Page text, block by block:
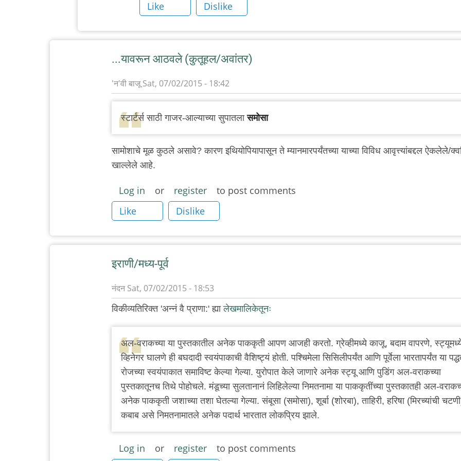
Like Dislike
...यावरून आठवले (कुतूहल/अवांतर)
'न'वी बाजूSat, 07/02/2015 - 18:42
स्टार्टर्स साठी गाजर-आल्याच्या सुपातलासमोसा
सामोशाचे मूळ कुठले असावे? कारण इथियोपियापासून ते म्यानमारपर्यंतच्या याच्या विविध आवृत्त्यांबद्दल ऐकलेले/
खाल्लेले आहे.
Log in or register
to post comments
Like
Dislike
इराणी/मध्य-पूर्व
नंदन Sat, 07/02/2015 - 18:53
विकीव्यतिरिक्त 'अन्नं वै प्राणा:' ह्यालेखमालिकेतूनः
अल-वराकच्या या पुस्तकातील अनेक पाककृती आपण आजही करतो. ग्रेव्हीमध्ये काजू, बदाम वापरणे,
व्हिनेगर घालणे ही बघदादी स्वयंपाकाची वैशिष्ट्यं होती. पश्चिमेला सिसिलीपर्यंत आणि पूर्वेला भारतापर्यंत या
रोजच्या स्वयंपाकात समाविष्ट केल्या गेल्या. युरोपात केले जाणारे अनेक स्ट्यू आणि पुडिंग अल-वराकच्या
पुस्तकातूनच तिथे पोहोचले. मंडूच्या सुलतानानं लिहिलेल्या निमतनामा या पाककृतींच्या पुस्तकातही अल-
अनेक पाककृती जशाच्या तशा घेतल्या गेल्या. संबूसा (समोसा), शूर्बा (शोरबा), ताहिरी, हरिषा (मिरच्यांची
कबाब असे निमतनामातले अनेक पदार्थ भारतात लोकप्रिय झाले.
Log in or register to post comments